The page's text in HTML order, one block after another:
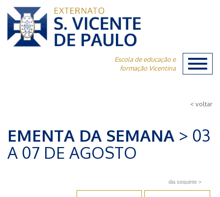
Escola de educação e
formação Vicentina
< voltar
EMENTA DA SEMANA > 03
A 07 DE AGOSTO